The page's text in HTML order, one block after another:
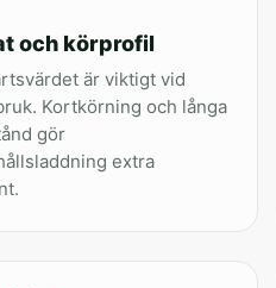
och körprofil
är viktigt vid
Kortkörning och långa
gör
extra